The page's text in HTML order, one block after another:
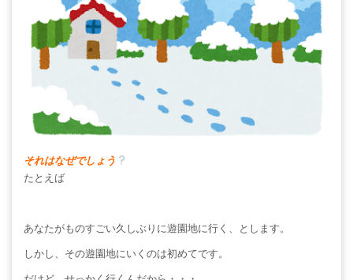
それはなぜでしょう
たとえば
あなたがものすごい久しぶりに遊園地に行く、とします。
しかし、その遊園地にいくのは初めてです。